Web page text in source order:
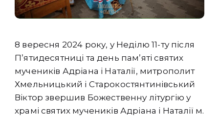
8 вересня 2024 року, у Неділю 11-ту після
Пʼятидесятниці та день памʼяті святих
мучеників Адріана і Наталії, митрополит
Хмельницький і Старокостянтинівський
Віктор звершив Божественну літургію у
храмі святих мучеників Адріана і Наталії м.